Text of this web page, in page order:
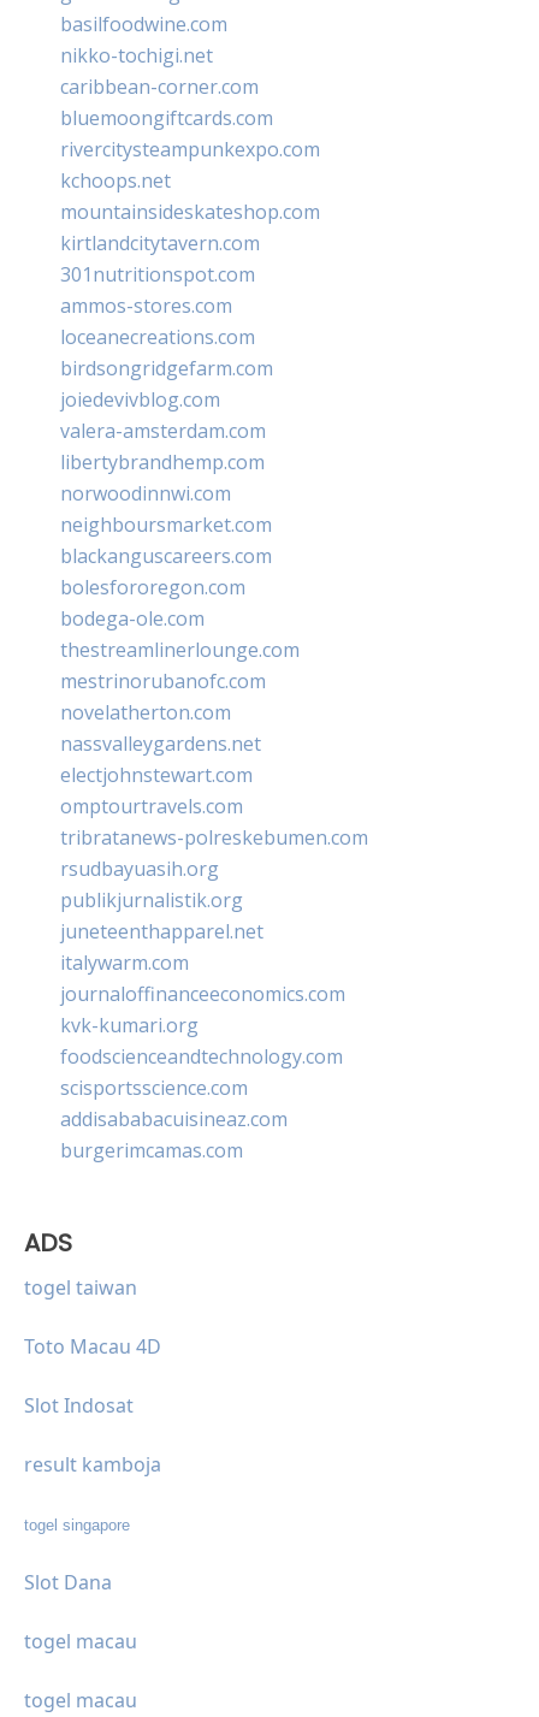
basilfoodwine.com
nikko-tochigi.net
caribbean-corner.com
bluemoongiftcards.com
rivercitysteampunkexpo.com
kchoops.net
mountainsideskateshop.com
kirtlandcitytavern.com
301nutritionspot.com
ammos-stores.com
loceanecreations.com
birdsongridgefarm.com
joiedevivblog.com
valera-amsterdam.com
libertybrandhemp.com
norwoodinnwi.com
neighboursmarket.com
blackanguscareers.com
bolesfororegon.com
bodega-ole.com
thestreamlinerlounge.com
mestrinorubanofc.com
novelatherton.com
nassvalleygardens.net
electjohnstewart.com
omptourtravels.com
tribratanews-polreskebumen.com
rsudbayuasih.org
publikjurnalistik.org
juneteenthapparel.net
italywarm.com
journaloffinanceeconomics.com
kvk-kumari.org
foodscienceandtechnology.com
scisportsscience.com
addisababacuisineaz.com
burgerimcamas.com
ADS
togel taiwan
Toto Macau 4D
Slot Indosat
result kamboja
togel singapore
Slot Dana
togel macau
togel macau